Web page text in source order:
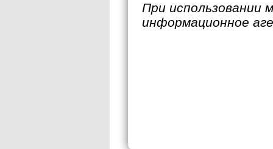
При использовании
информационное